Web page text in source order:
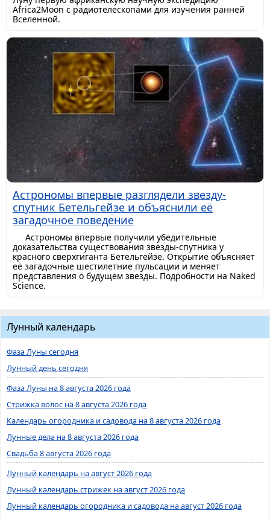
Africa2Moon с радиотелескопами для изучения ранней
Вселенной.
Астрономы впервые разглядели звезду-
спутник Бетельгейзе и объяснили её
загадочное поведение
Астрономы впервые получили убедительные
доказательства существования звезды-спутника у
красного сверхгиганта Бетельгейзе. Открытие объясняет
её загадочные шестилетние пульсации и меняет
представления о будущем звезды. Подробности на Naked
Science.
Лунный календарь
Фаза Луны сегодня
Лунный день сегодня
Фаза Луны на 8 августа 2026 года
Стрижка волос на 8 августа 2026 года
Календарь огородника и садовода на 8 августа 2026 года
Лунные дела на 8 августа 2026 года
Свадьба 8 августа 2026 года
Лунный календарь на август 2026 года
Лунный календарь стрижек на август 2026 года
Лунный календарь огородника и садовода на август 2026 года